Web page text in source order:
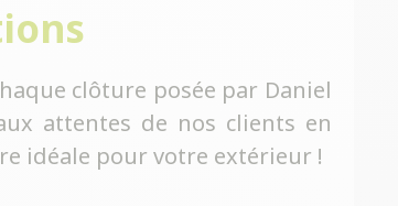
clôture posée par Daniel
attentes de nos clients en
idéale pour votre extérieur !